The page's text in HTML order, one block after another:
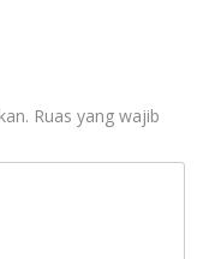
Ruas yang wajib